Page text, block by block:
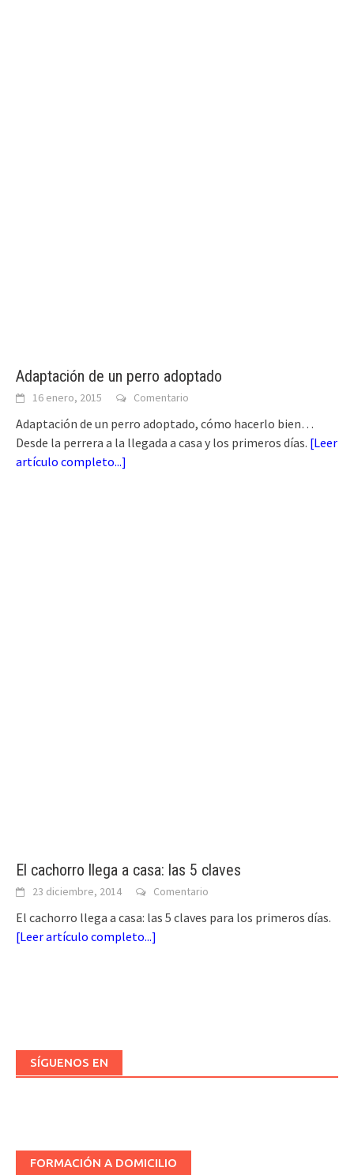
Adaptación de un perro adoptado
16 enero, 2015 Comentario
Adaptación de un perro adoptado, cómo hacerlo bien…
Desde la perrera a la llegada a casa y los primeros días. [Leer
artículo completo...]
El cachorro llega a casa: las 5 claves
23 diciembre, 2014 Comentario
El cachorro llega a casa: las 5 claves para los primeros días.
[Leer artículo completo...]
SÍGUENOS EN
FORMACIÓN A DOMICILIO